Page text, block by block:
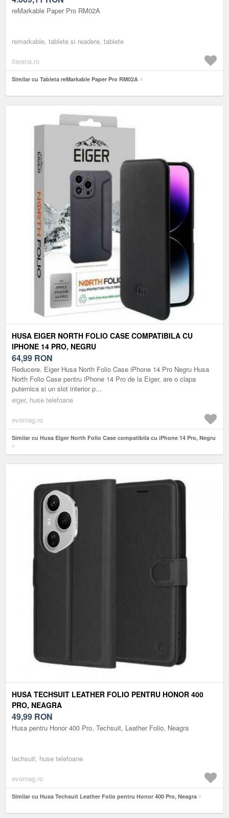
reMarkable Paper Pro RM02A
remarkable, tablete si readere, tablete
itarena.ro
Similar cu Tableta reMarkable Paper Pro RM02A
HUSA EIGER NORTH FOLIO CASE COMPATIBILA CU
IPHONE 14 PRO, NEGRU
64,99 RON
Reducere. Eiger Husa North Folio Case iPhone 14 Pro Negru Husa
North Folio Case pentru iPhone 14 Pro de la Eiger, are o clapa
puternica si un slot interior p...
eiger, huse telefoane
evomag.ro
Similar cu Husa Eiger North Folio Case compatibila cu iPhone 14 Pro, Negru
HUSA TECHSUIT LEATHER FOLIO PENTRU HONOR 400
PRO, NEAGRA
49,99 RON
Husa pentru Honor 400 Pro, Techsuit, Leather Folio, Neagra
techsuit, huse telefoane
evomag.ro
Similar cu Husa Techsuit Leather Folio pentru Honor 400 Pro, Neagra